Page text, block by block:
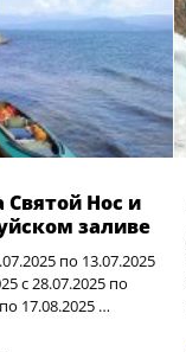
Нос и
заливе
по 13.07.2025
с 28.07.2025 по
17.08.2025 …